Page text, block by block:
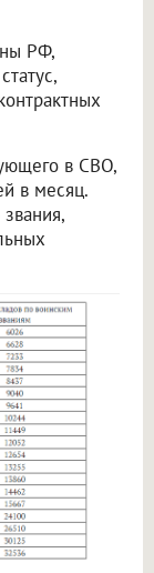
РФ,
в СВО,
в месяц.